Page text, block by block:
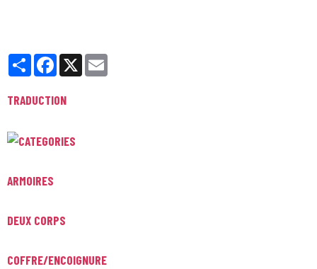
PartagerFacebook
X
TRADUCTION
ARMOIRES
DEUX CORPS
COFFRE/ENCOIGNURE